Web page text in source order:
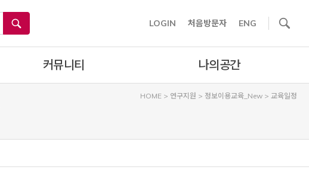
LOGIN 처음방문자 ENG
커뮤니티 나의공간
HOME > 연구지원 > 정보이용교육_New > 교육일정